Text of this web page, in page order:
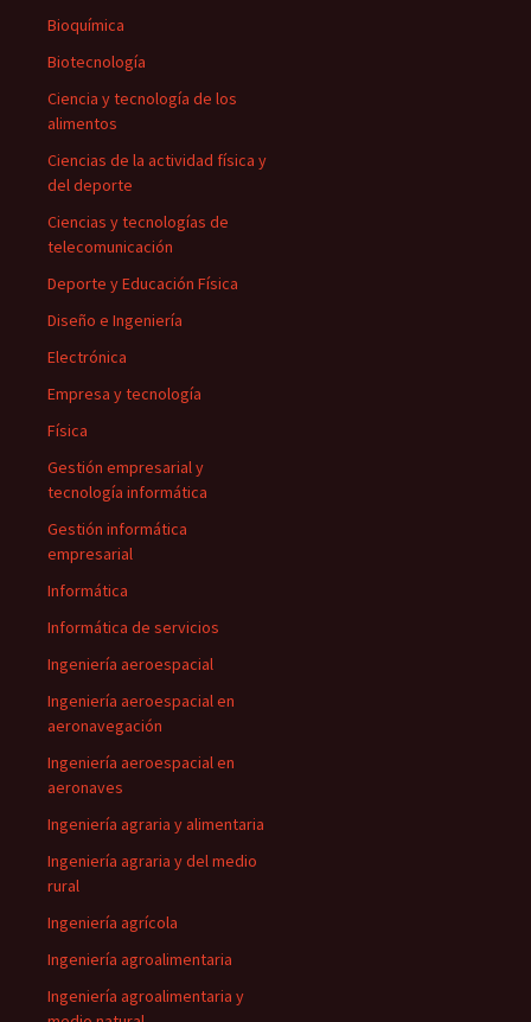
Bioquímica
Biotecnología
Ciencia y tecnología de los
alimentos
Ciencias de la actividad física y
del deporte
Ciencias y tecnologías de
telecomunicación
Deporte y Educación Física
Diseño e Ingeniería
Electrónica
Empresa y tecnología
Física
Gestión empresarial y
tecnología informática
Gestión informática
empresarial
Informática
Informática de servicios
Ingeniería aeroespacial
Ingeniería aeroespacial en
aeronavegación
Ingeniería aeroespacial en
aeronaves
Ingeniería agraria y alimentaria
Ingeniería agraria y del medio
rural
Ingeniería agrícola
Ingeniería agroalimentaria
Ingeniería agroalimentaria y